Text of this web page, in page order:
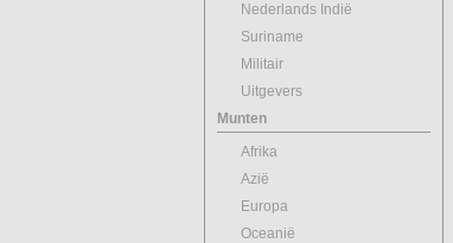
Nederlands Indië
Suriname
Militair
Uitgevers
Munten
Afrika
Azië
Europa
Oceanië